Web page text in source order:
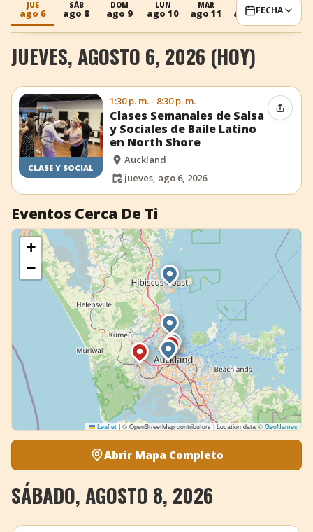
+ Añadir evento
JUE
ago 6
SÁB
ago 8
DOM
ago 9
LUN
ago 10
MAR
ago 11
MIÉ
ago 12 ago 13
FECHA
JUEVES, AGOSTO 6, 2026 (HOY)
CLASE Y SOCIAL
1:30 p. m. - 8:30 p. m.
Clases Semanales de Salsa
y Sociales de Baile Latino
en North Shore
Auckland
jueves, ago 6, 2026
Eventos Cerca De Ti
+
−
Leaflet | © OpenStreetMap contributors | Location data © GeoNames
Abrir Mapa Completo
SÁBADO, AGOSTO 8, 2026